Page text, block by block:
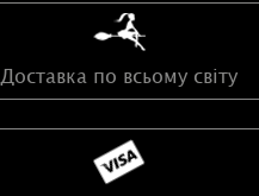
Доставка по всьому світу